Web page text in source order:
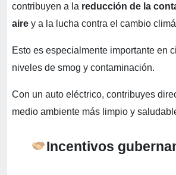
contribuyen a la reducción de la
aire y a la lucha contra el cambio
Esto es especialmente importante en
niveles de smog y contaminación.
Con un auto eléctrico, contribuyes
medio ambiente más limpio y
Incentivos